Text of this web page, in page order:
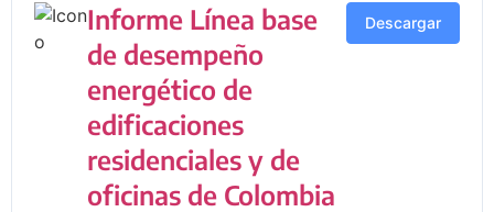
Informe Línea base
de desempeño
energético de
edificaciones
residenciales y de
oficinas de Colombia
Descargar